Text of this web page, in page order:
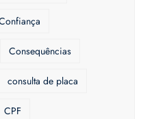
Consequências
consulta de placa
CPF